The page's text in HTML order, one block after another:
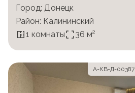
Город: Донецк
Район: Калининский
1 комнаты
36 м²
А-КВ-Д-00387